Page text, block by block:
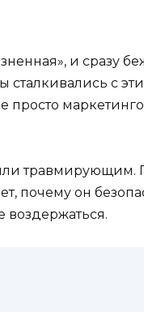
и сразу
с
травмирующим.
почему он
воздержаться.